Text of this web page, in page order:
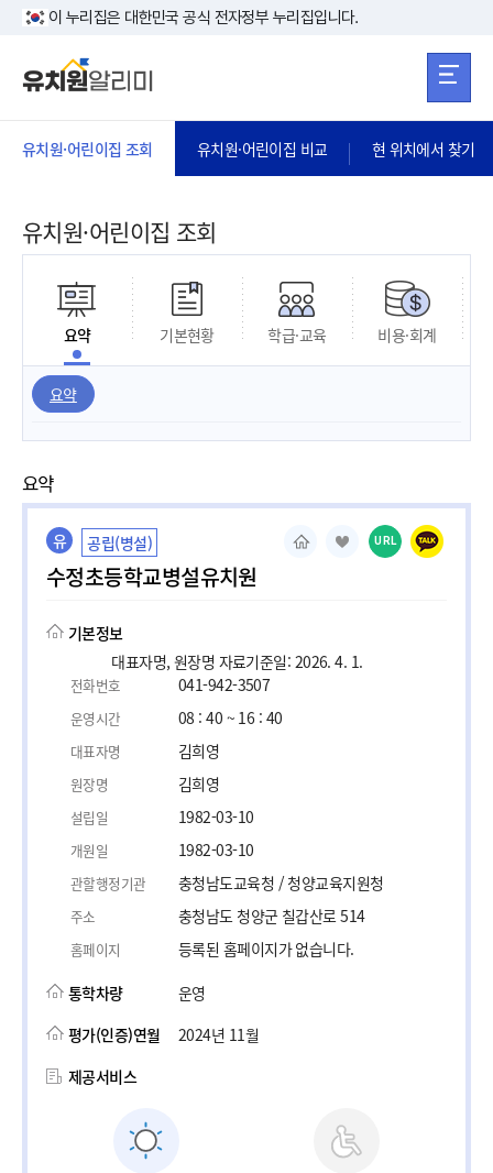
본문 바로가기
이 누리집은 대한민국 공식 전자정부 누리집입니다.
유치원·어린이집 조회 유치원·어린이집 비교 현 위치에서 찾기
유치원·어린이집 조회
요약 기본현황 학급·교육 비용·회계
요약
요약
유 공립(병설)
수정초등학교병설유치원
URL
기본정보
대표자명, 원장명 자료기준일: 2026. 4. 1.
전화번호 041-942-3507
운영시간 08 : 40 ~ 16 : 40
대표자명 김희영
원장명 김희영
설립일 1982-03-10
개원일 1982-03-10
관할행정기관 충청남도교육청 / 청양교육지원청
주소 충청남도 청양군 칠갑산로 514
홈페이지
등록된 홈페이지가 없습니다.
통학차량
운영
평가(인증)연월
2024년 11월
제공서비스